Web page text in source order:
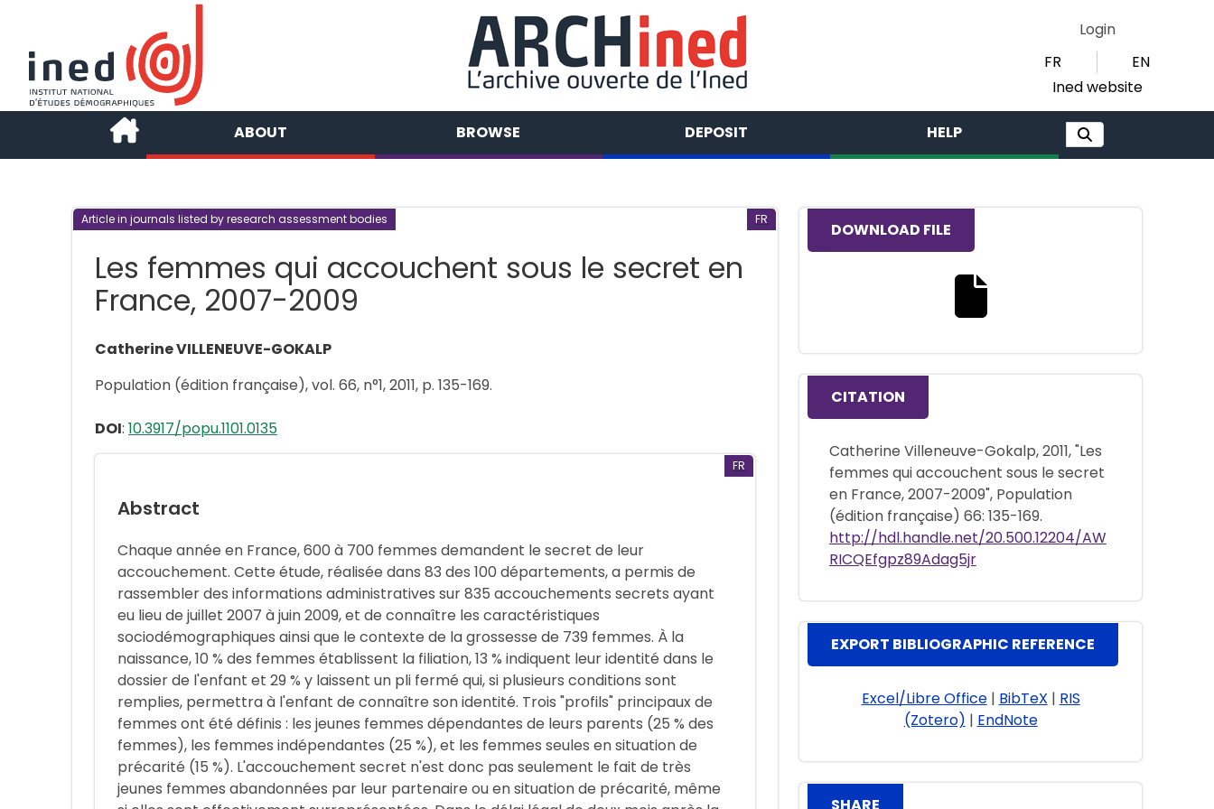
Login
FR
EN
Ined website
ABOUT BROWSE DEPOSIT HELP
Article in journals listed by research assessment bodies FR
Les femmes qui accouchent sous le secret en
France, 2007-2009
Catherine VILLENEUVE-GOKALP
Population (édition française), vol. 66, n°1, 2011, p. 135-169.
DOI: 10.3917/popu.1101.0135
FR
Abstract
Chaque année en France, 600 à 700 femmes demandent le secret de leur
accouchement. Cette étude, réalisée dans 83 des 100 départements, a permis de
rassembler des informations administratives sur 835 accouchements secrets ayant
eu lieu de juillet 2007 à juin 2009, et de connaître les caractéristiques
sociodémographiques ainsi que le contexte de la grossesse de 739 femmes. À la
naissance, 10 % des femmes établissent la filiation, 13 % indiquent leur identité dans le
dossier de l'enfant et 29 % y laissent un pli fermé qui, si plusieurs conditions sont
remplies, permettra à l'enfant de connaître son identité. Trois "profils" principaux de
femmes ont été définis : les jeunes femmes dépendantes de leurs parents (25 % des
femmes), les femmes indépendantes (25 %), et les femmes seules en situation de
précarité (15 %). L'accouchement secret n'est donc pas seulement le fait de très
jeunes femmes abandonnées par leur partenaire ou en situation de précarité, même
DOWNLOAD FILE
CITATION
Catherine Villeneuve-Gokalp, 2011, "Les
femmes qui accouchent sous le secret
en France, 2007-2009", Population
(édition française) 66: 135-169.
http://hdl.handle.net/20.500.12204/AW
RICQEfgpz89Adag5jr
EXPORT BIBLIOGRAPHIC REFERENCE
Excel/Libre Office| BibTeX | RIS
(Zotero) | EndNote
SHARE